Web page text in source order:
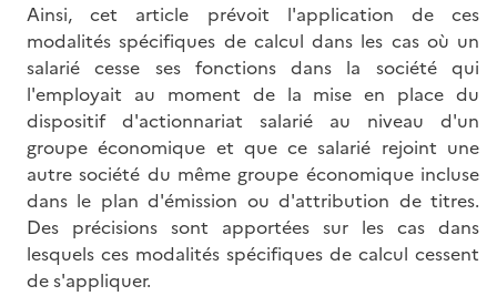
Ainsi, cet article prévoit l'application de ces
modalités spécifiques de calcul dans les cas où un
salarié cesse ses fonctions dans la société qui
l'employait au moment de la mise en place du
dispositif d'actionnariat salarié au niveau d'un
groupe économique et que ce salarié rejoint une
autre société du même groupe économique incluse
dans le plan d'émission ou d'attribution de titres.
Des précisions sont apportées sur les cas dans
lesquels ces modalités spécifiques de calcul cessent
de s'appliquer.